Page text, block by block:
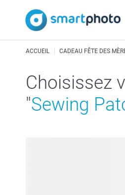
ACCUEIL CADEAU FÊTE DES
Choisissez
"Sewing